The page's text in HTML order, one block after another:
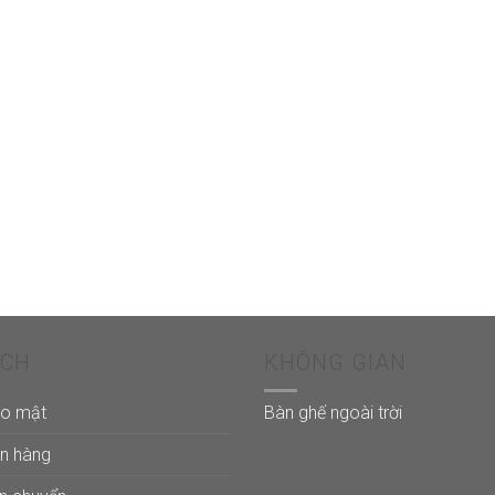
mật
hàng
Bàn ghế ngoài trời